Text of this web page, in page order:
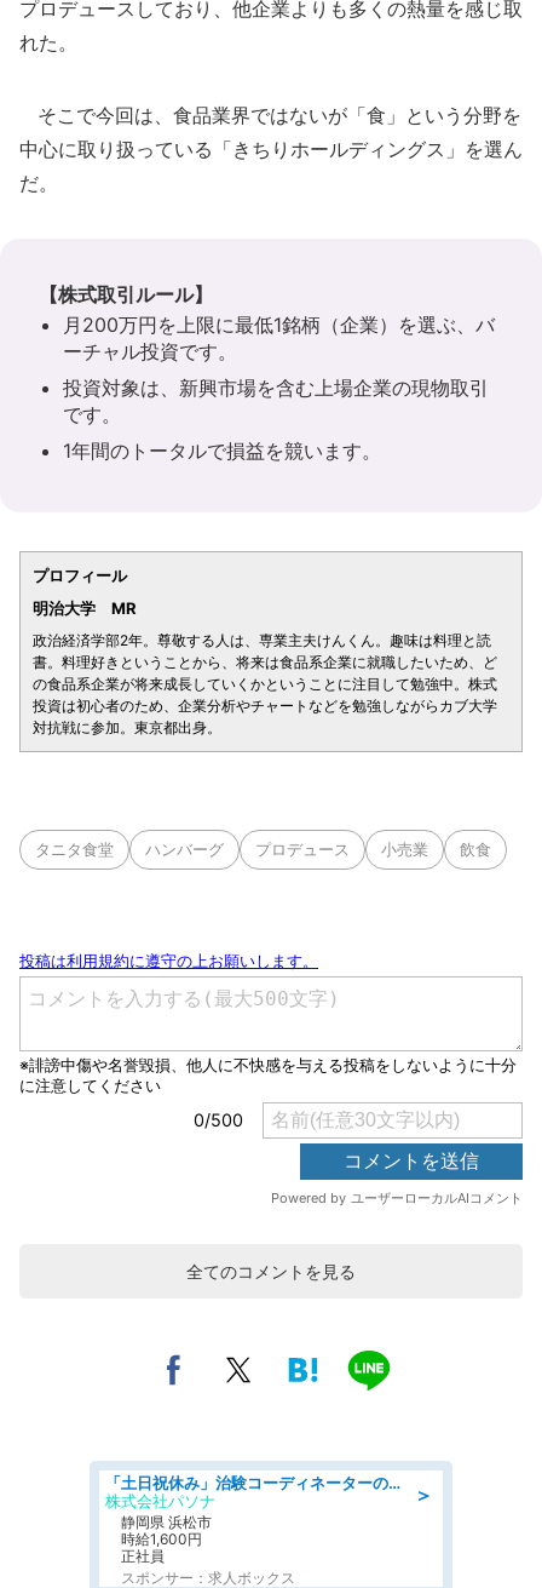
プロデュースしており、他企業よりも多くの熱量を感じ取
れた。
そこで今回は、食品業界ではないが「食」という分野を
中心に取り扱っている「きちりホールディングス」を選ん
だ。
【株式取引ルール】
月200万円を上限に最低1銘柄（企業）を選ぶ、バ
ーチャル投資です。
投資対象は、新興市場を含む上場企業の現物取引
です。
1年間のトータルで損益を競います。
プロフィール
明治大学 MR
政治経済学部2年。尊敬する人は、専業主夫けんくん。趣味は料理と読
書。料理好きということから、将来は食品系企業に就職したいため、ど
の食品系企業が将来成長していくかということに注目して勉強中。株式
投資は初心者のため、企業分析やチャートなどを勉強しながらカブ大学
対抗戦に参加。東京都出身。
タニタ食堂 ハンバーグ プロデュース 小売業 飲食
全てのコメントを見る
＞
「土日祝休み」治験コーディネーターのお仕事/未経験OK
株式会社パソナ
静岡県 浜松市
時給1,600円
正社員
スポンサー：求人ボックス